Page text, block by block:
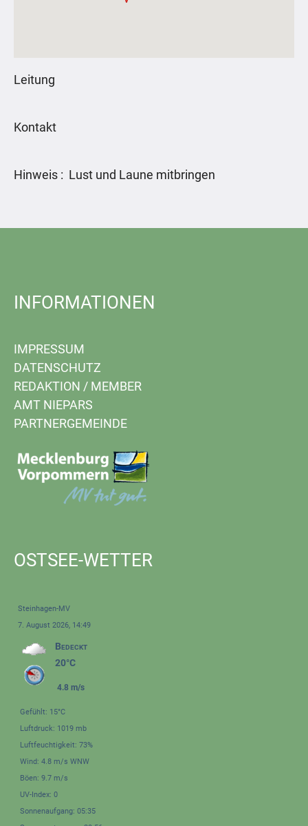
Leitung
Kontakt
Hinweis : Lust und Laune mitbringen
INFORMATIONEN
IMPRESSUM
DATENSCHUTZ
REDAKTION / MEMBER
AMT NIEPARS
PARTNERGEMEINDE
OSTSEE-WETTER
Steinhagen-MV
7. August 2026, 14:49
Bedeckt
20°C
4.8 m/s
Gefühlt: 15°C
Luftdruck: 1019 mb
Luftfeuchtigkeit: 73%
Wind: 4.8 m/s WNW
Böen: 9.7 m/s
UV-Index: 0
Sonnenaufgang: 05:35